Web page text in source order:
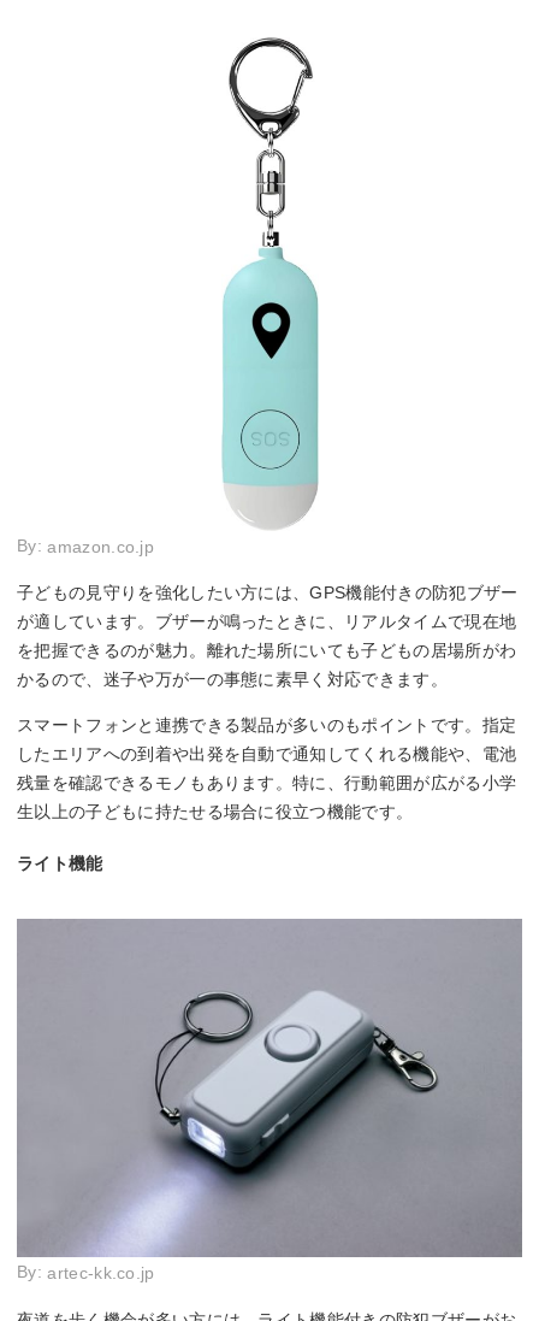
By:amazon.co.jp
子どもの見守りを強化したい方には、GPS機能付きの防犯ブザー
が適しています。ブザーが鳴ったときに、リアルタイムで現在地
を把握できるのが魅力。離れた場所にいても子どもの居場所がわ
かるので、迷子や万が一の事態に素早く対応できます。
スマートフォンと連携できる製品が多いのもポイントです。指定
したエリアへの到着や出発を自動で通知してくれる機能や、電池
残量を確認できるモノもあります。特に、行動範囲が広がる小学
生以上の子どもに持たせる場合に役立つ機能です。
ライト機能
By:artec-kk.co.jp